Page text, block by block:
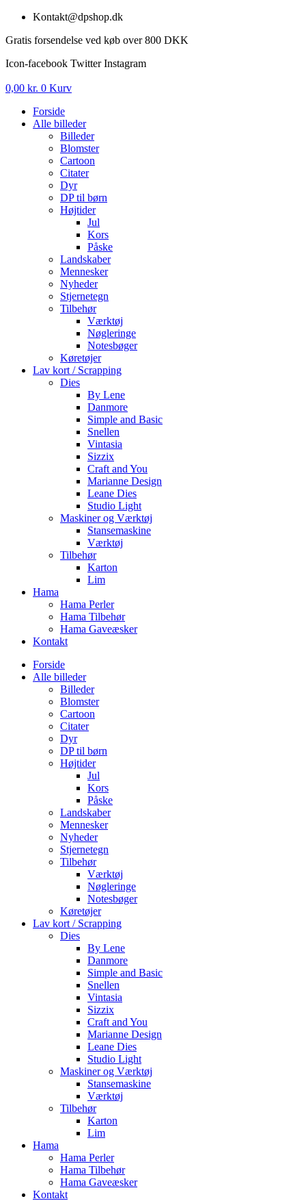
Videre
indhold
Kontakt@dpshop.dk
Gratis forsendelse ved køb over 800 DKK
Icon-facebook Twitter Instagram
0,00 kr. 0 Kurv
Forside
Alle billeder
Billeder
Blomster
Cartoon
Citater
Dyr
DP til børn
Højtider
Jul
Kors
Påske
Landskaber
Mennesker
Nyheder
Stjernetegn
Tilbehør
Værktøj
Nøgleringe
Notesbøger
Køretøjer
Lav kort / Scrapping
Dies
By Lene
Danmore
Simple and Basic
Snellen
Vintasia
Sizzix
Craft and You
Marianne Design
Leane Dies
Studio Light
Maskiner og Værktøj
Stansemaskine
Værktøj
Tilbehør
Karton
Lim
Hama
Hama Perler
Hama Tilbehør
Hama Gaveæsker
Kontakt
Forside
Alle billeder
Billeder
Blomster
Cartoon
Citater
Dyr
DP til børn
Højtider
Jul
Kors
Påske
Landskaber
Mennesker
Nyheder
Stjernetegn
Tilbehør
Værktøj
Nøgleringe
Notesbøger
Køretøjer
Lav kort / Scrapping
Dies
By Lene
Danmore
Simple and Basic
Snellen
Vintasia
Sizzix
Craft and You
Marianne Design
Leane Dies
Studio Light
Maskiner og Værktøj
Stansemaskine
Værktøj
Tilbehør
Karton
Lim
Hama
Hama Perler
Hama Tilbehør
Hama Gaveæsker
Kontakt